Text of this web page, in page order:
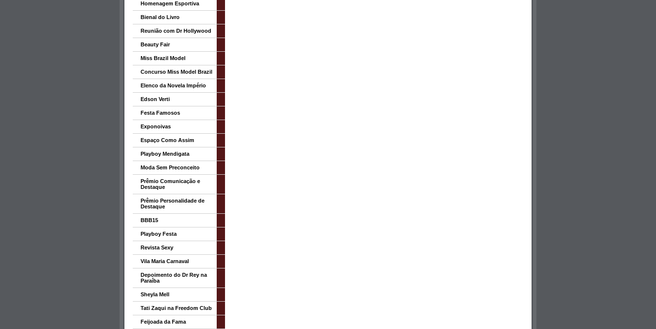
Homenagem Esportiva
Bienal do Livro
Reunião com Dr Hollywood
Beauty Fair
Miss Brazil Model
Concurso Miss Model Brazil
Elenco da Novela Império
Edson Verti
Festa Famosos
Exponoivas
Espaço Como Assim
Playboy Mendigata
Moda Sem Preconceito
Prêmio Comunicação e
Destaque
Prêmio Personalidade de
Destaque
BBB15
Playboy Festa
Revista Sexy
Vila Maria Carnaval
Depoimento do Dr Rey na
Paraíba
Sheyla Mell
Tati Zaqui na Freedom Club
Feijoada da Fama